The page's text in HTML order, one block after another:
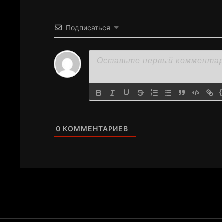
Подписаться
0 КОММЕНТАРИЕВ